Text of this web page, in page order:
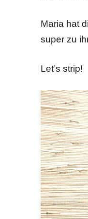
Maria hat
super zu
Let’s strip!